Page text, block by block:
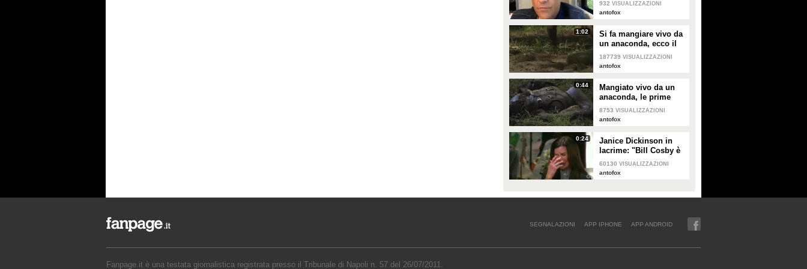
932 VISUALIZZAZIONI
antofox
1:02
Si fa mangiare vivo da
un anaconda, ecco il
video
187739 VISUALIZZAZIONI
antofox
0:44
Mangiato vivo da un
anaconda, le prime
immagini
8753 VISUALIZZAZIONI
antofox
0:24
Janice Dickinson in
lacrime: "Bill Cosby è
un mostro"
60130 VISUALIZZAZIONI
antofox
SEGNALAZIONI APP IPHONE APP ANDROID
Fanpage.it è una testata giornalistica registrata presso il Tribunale di Napoli n. 57 del 26/07/2011.